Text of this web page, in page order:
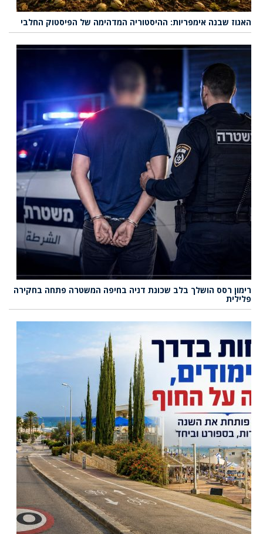
האגוז שבנה אימפריות: ההיסטוריה המדהימה של הפיסטוק החלבי
רימון רסס הושלך בלב שכונת דניה בחיפה המשטרה פתחה בחקירה
פלילית